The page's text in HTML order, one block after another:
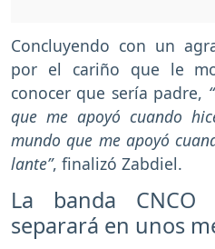
Concluyendo con un
por el cariño que le
conocer que sería padre,
que me apoyó cuando
mundo que me apoyó
lante”, finalizó Zabdiel.
La banda
separará en unos